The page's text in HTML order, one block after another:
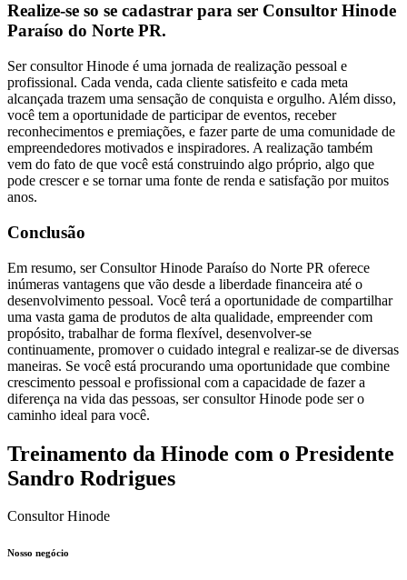
Realize-se so se cadastrar para ser Consultor Hinode
Paraíso do Norte PR.
Ser consultor Hinode é uma jornada de realização pessoal e
profissional. Cada venda, cada cliente satisfeito e cada meta
alcançada trazem uma sensação de conquista e orgulho. Além disso,
você tem a oportunidade de participar de eventos, receber
reconhecimentos e premiações, e fazer parte de uma comunidade de
empreendedores motivados e inspiradores. A realização também
vem do fato de que você está construindo algo próprio, algo que
pode crescer e se tornar uma fonte de renda e satisfação por muitos
anos.
Conclusão
Em resumo, ser Consultor Hinode Paraíso do Norte PR oferece
inúmeras vantagens que vão desde a liberdade financeira até o
desenvolvimento pessoal. Você terá a oportunidade de compartilhar
uma vasta gama de produtos de alta qualidade, empreender com
propósito, trabalhar de forma flexível, desenvolver-se
continuamente, promover o cuidado integral e realizar-se de diversas
maneiras. Se você está procurando uma oportunidade que combine
crescimento pessoal e profissional com a capacidade de fazer a
diferença na vida das pessoas, ser consultor Hinode pode ser o
caminho ideal para você.
Treinamento da Hinode com o Presidente
Sandro Rodrigues
Consultor Hinode
Nosso negócio